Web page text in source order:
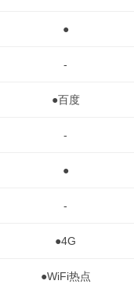
●
-
●百度
-
●
-
●4G
●WiFi热点